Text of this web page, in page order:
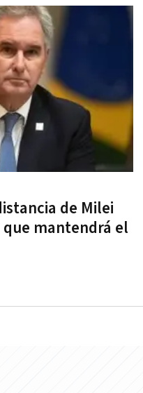
de Milei
mantendrá el